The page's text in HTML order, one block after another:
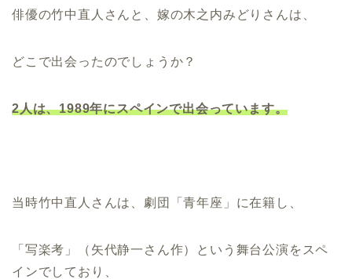
俳優の竹中直人さんと、嫁の木之内みどりさんは、
どこで出会ったのでしょうか？
2人は、1989年にスペインで出会っています。
当時竹中直人さんは、劇団「青年座」に在籍し、
「写楽考」（矢代静一さん作）という舞台公演をスペ
インでしており、